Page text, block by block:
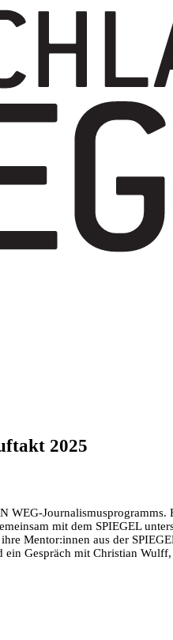
2025
WEG-
mit dem SPIEGEL
Mentor:innen aus der
Gespräch mit Christian